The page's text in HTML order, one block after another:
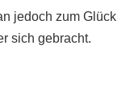
jedoch zum Glück
sich gebracht.